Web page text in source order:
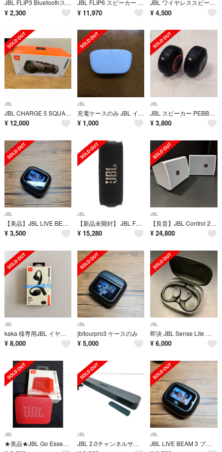
JBL FLIP3 Bluetoothスピーカー
¥ 2,300
JBL FLIP6 スピーカー ブラック 新品
¥ 11,970
JBL ワイヤレススピーカー CHARGE 3 BLACK
¥ 4,500
JBL
JBL CHARGE 5 SQUAD モバイルバッテリー機能付きポータブル防水ス
¥ 12,000
JBL
充電ケースのみ JBL イヤホン WAVE BUDS 2 WHITE
¥ 1,000
JBL
JBL スピーカー PEBBLES
¥ 3,800
JBL
【美品】JBL LIVE BEAM 3 ブラック 充電ケースのみ
¥ 3,500
JBL
【新品未開封】 JBL FLIP 7 BLACK
¥ 15,280
JBL
【良音】JBL Control 25A スピーカー ペア スピコンコネクタ付属
¥ 24,800
JBL
kaka 様専用JBL イヤホン SENSE LITE BLACK
¥ 8,000
JBL
jbltourpro3 ケースのみ
¥ 5,000
JBL
即決 JBL Sense Lite ワイヤレスイヤホン ブラック
¥ 6,000
JBL
★美品★JBL Go Essential Bluetoothスピーカー
JBL
JBL 2.0チャンネルサウンドバー BAR 2.0 ALL-IN-O
JBL
JBL LIVE BEAM 3 ブラック 充電ケースのみ